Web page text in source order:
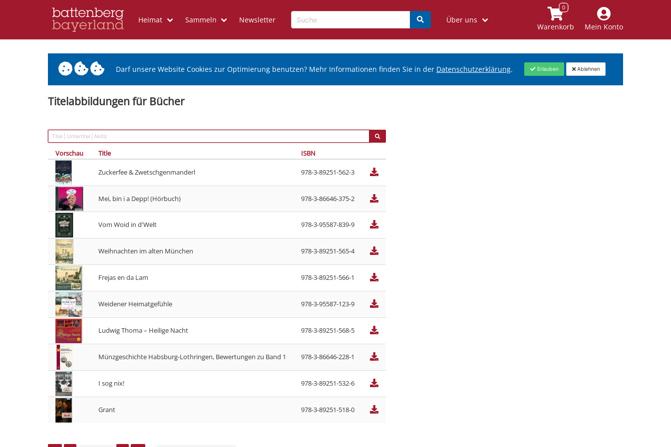
Heimat Sammeln Newsletter Über uns
Warenkorb Mein Konto
Darf unsere Website Cookies zur Optimierung benutzen? Mehr Informationen finden Sie in der Datenschutzerklärung. Erlauben Ablehnen
Titelabbildungen für Bücher
Vorschau Title ISBN
Zuckerfee & Zwetschgenmanderl 978-3-89251-562-3
Mei, bin i a Depp! (Hörbuch) 978-3-86646-375-2
Vom Woid in d'Welt 978-3-95587-839-9
Weihnachten im alten München 978-3-89251-565-4
Frejas en da Lam 978-3-89251-566-1
Weidener Heimatgefühle 978-3-95587-123-9
Ludwig Thoma – Heilige Nacht 978-3-89251-568-5
Münzgeschichte Habsburg-Lothringen, Bewertungen zu Band 1 978-3-86646-228-1
I sog nix! 978-3-89251-532-6
Grant 978-3-89251-518-0